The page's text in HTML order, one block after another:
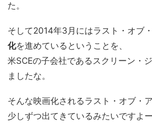
た。
そして2014年3月にはラスト・オブ
化を進めているということを、
米SCEの子会社であるスクリーン・
ましたな。
そんな映画化されるラスト・オブ・
少しずつ出てきているみたいですよ